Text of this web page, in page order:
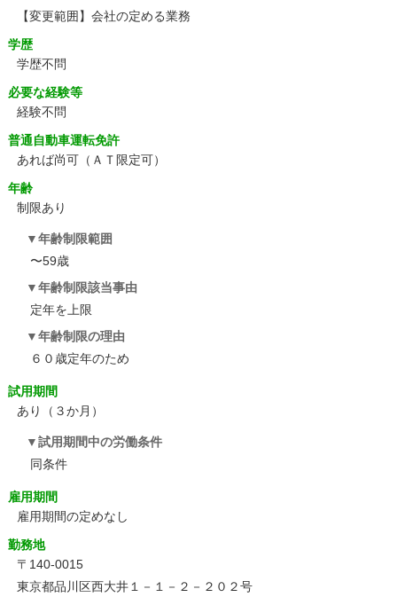
【変更範囲】会社の定める業務
学歴
学歴不問
必要な経験等
経験不問
普通自動車運転免許
あれば尚可（ＡＴ限定可）
年齢
制限あり
年齢制限範囲
〜59歳
年齢制限該当事由
定年を上限
年齢制限の理由
６０歳定年のため
試用期間
あり（３か月）
試用期間中の労働条件
同条件
雇用期間
雇用期間の定めなし
勤務地
〒140-0015
東京都品川区西大井１－１－２－２０２号